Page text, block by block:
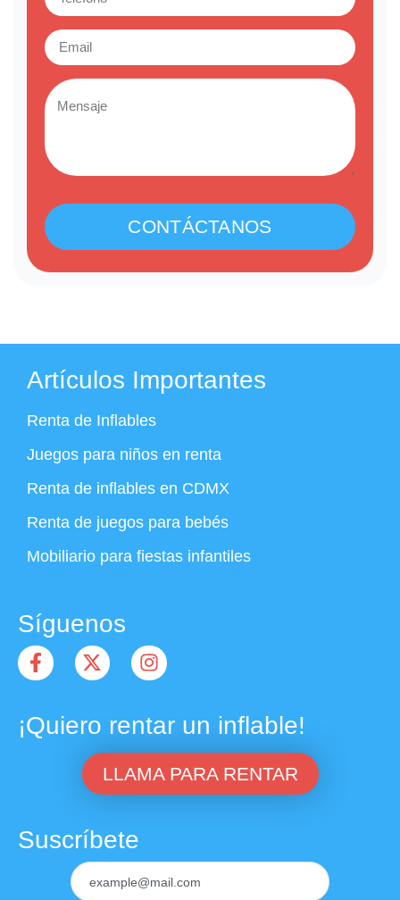
CONTÁCTANOS
Artículos Importantes
Renta de Inflables
Juegos para niños en renta
Renta de inflables en CDMX
Renta de juegos para bebés
Mobiliario para fiestas infantiles
Síguenos
¡Quiero rentar un inflable!
LLAMA PARA RENTAR
Suscríbete